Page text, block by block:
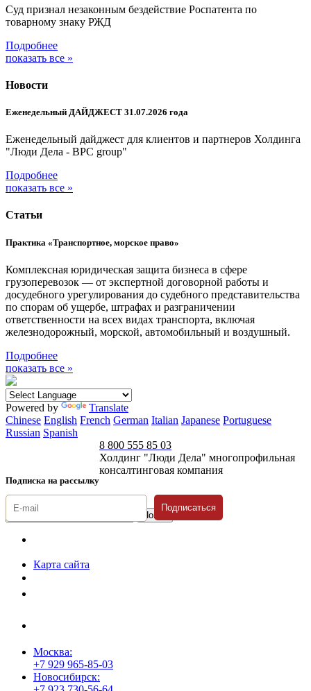
Суд признал незаконным бездействие Роспатента по
товарному знаку РЖД
Подробнее
показать все »
Новости
Еженедельный ДАЙДЖЕСТ 31.07.2026 года
Еженедельный дайджест для клиентов и партнеров Холдинга
"Люди Дела - BPC group"
Подробнее
показать все »
Статьи
Практика «Транспортное, морское право»
Комплексная юридическая защита бизнеса в сфере
грузоперевозок — от экспертной договорной работы и
досудебного урегулирования до судебного представительства
по спорам об ущербе, штрафах и разграничении
ответственности на всех видах транспорта, включая
железнодорожный, морской, автомобильный и воздушный.
Подробнее
показать все »
Powered by
Translate
Chinese English French German Italian Japanese Portuguese
Russian Spanish
Подписка на рассылку
8 800 555 85 03
Холдинг "Люди Дела" многопрофильная
консалтинговая компания
Подписаться
Карта сайта
Москва:
+7 929 965-85-03
Новосибирск: